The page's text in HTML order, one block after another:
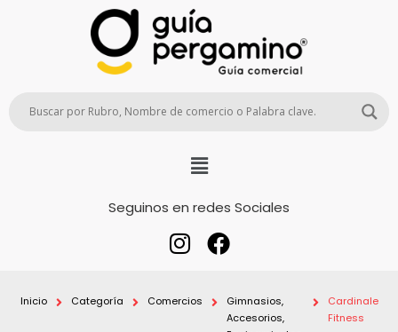
Seguinos en redes Sociales
Inicio Categoría Comercios
Gimnasios,
Accesorios,
Cardinale
Fitness